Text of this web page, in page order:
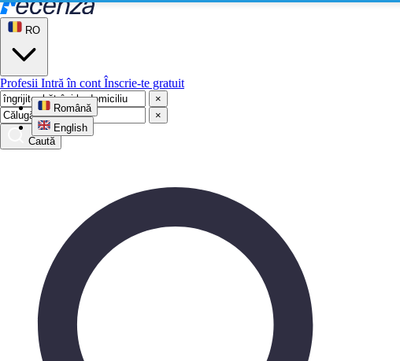
RO
Română
English
Profesii Intră în cont Înscrie-te gratuit
×
×
Caută